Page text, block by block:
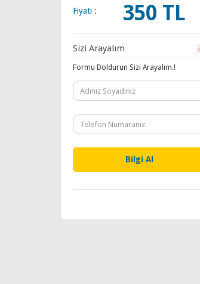
Fiyatı : 350 TL
Sizi Arayalım
Formu Doldurun Sizi Arayalım.!